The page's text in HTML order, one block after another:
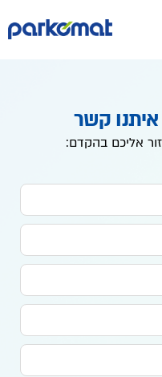
איתנו קשר
אליכם בהקדם: